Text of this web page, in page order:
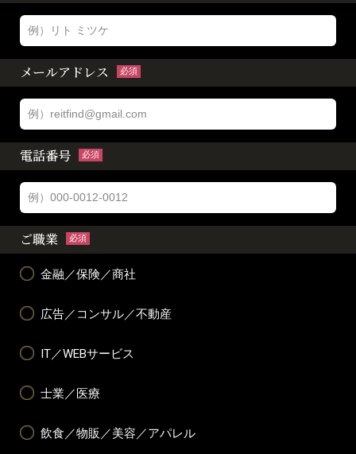
メールアドレス 必須
電話番号 必須
ご職業 必須
金融／保険／商社
広告／コンサル／不動産
IT／WEBサービス
士業／医療
飲食／物販／美容／アパレル